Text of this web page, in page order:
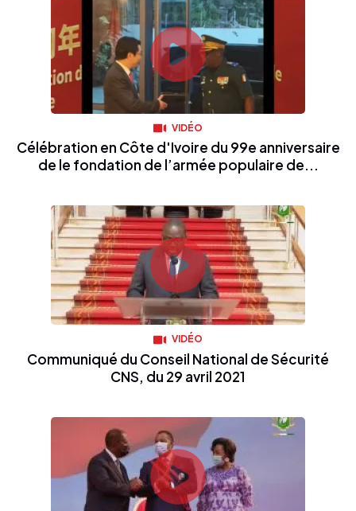
VIDÉO
Célébration en Côte d'Ivoire du 99e anniversaire
de le fondation de l’armée populaire de...
VIDÉO
Communiqué du Conseil National de Sécurité
CNS, du 29 avril 2021